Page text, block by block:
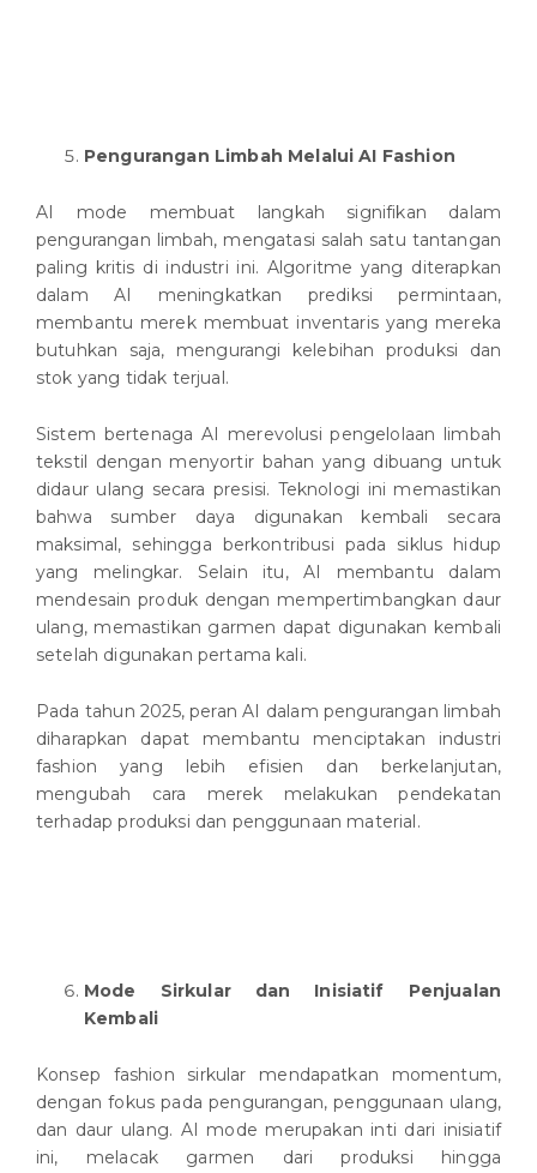
Pengurangan Limbah Melalui AI Fashion
AI mode membuat langkah signifikan dalam
pengurangan limbah, mengatasi salah satu tantangan
paling kritis di industri ini. Algoritme yang diterapkan
dalam AI meningkatkan prediksi permintaan,
membantu merek membuat inventaris yang mereka
butuhkan saja, mengurangi kelebihan produksi dan
stok yang tidak terjual.
Sistem bertenaga AI merevolusi pengelolaan limbah
tekstil dengan menyortir bahan yang dibuang untuk
didaur ulang secara presisi. Teknologi ini memastikan
bahwa sumber daya digunakan kembali secara
maksimal, sehingga berkontribusi pada siklus hidup
yang melingkar. Selain itu, AI membantu dalam
mendesain produk dengan mempertimbangkan daur
ulang, memastikan garmen dapat digunakan kembali
setelah digunakan pertama kali.
Pada tahun 2025, peran AI dalam pengurangan limbah
diharapkan dapat membantu menciptakan industri
fashion yang lebih efisien dan berkelanjutan,
mengubah cara merek melakukan pendekatan
terhadap produksi dan penggunaan material.
Mode Sirkular dan Inisiatif Penjualan
Kembali
Konsep fashion sirkular mendapatkan momentum,
dengan fokus pada pengurangan, penggunaan ulang,
dan daur ulang. AI mode merupakan inti dari inisiatif
ini, melacak garmen dari produksi hingga